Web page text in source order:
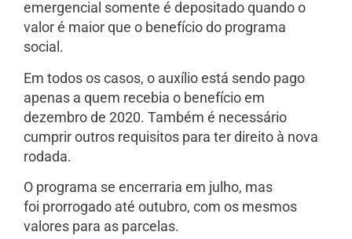
emergencial somente é depositado quando o
valor é maior que o benefício do programa
social.
Em todos os casos, o auxílio está sendo pago
apenas a quem recebia o benefício em
dezembro de 2020. Também é necessário
cumprir outros requisitos para ter direito à nova
rodada.
O programa se encerraria em julho, mas
foi prorrogado até outubro, com os mesmos
valores para as parcelas.